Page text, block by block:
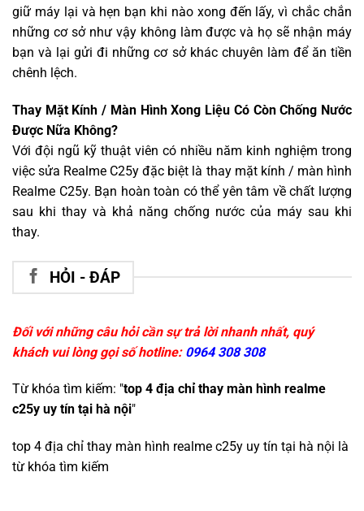
giữ máy lại và hẹn bạn khi nào xong đến lấy, vì chắc chắn
những cơ sở như vậy không làm được và họ sẽ nhận máy
bạn và lại gửi đi những cơ sở khác chuyên làm để ăn tiền
chênh lệch.
Thay Mặt Kính / Màn Hình Xong Liệu Có Còn Chống Nước
Được Nữa Không?
Với đội ngũ kỹ thuật viên có nhiều năm kinh nghiệm trong
việc sửa Realme C25y đặc biệt là thay mặt kính / màn hình
Realme C25y. Bạn hoàn toàn có thể yên tâm về chất lượng
sau khi thay và khả năng chống nước của máy sau khi
thay.
HỎI - ĐÁP
Đối với những câu hỏi cần sự trả lời nhanh nhất, quý
khách vui lòng gọi số hotline: 0964 308 308
Từ khóa tìm kiếm: "top 4 địa chỉ thay màn hình realme
c25y uy tín tại hà nội"
top 4 địa chỉ thay màn hình realme c25y uy tín tại hà nội là
từ khóa tìm kiếm